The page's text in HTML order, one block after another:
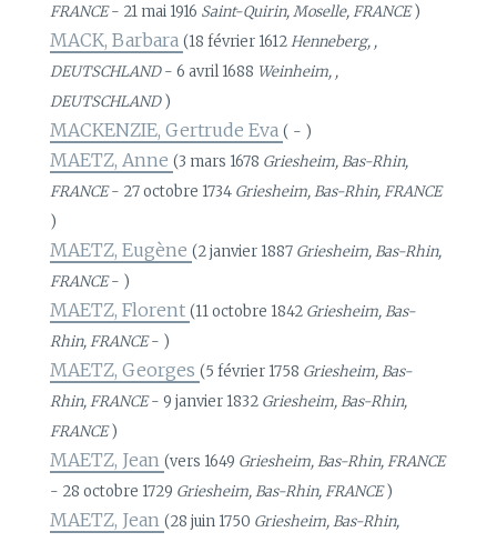
FRANCE- 21 mai 1916 Saint-Quirin, Moselle, FRANCE)
MACK, Barbara(18 février 1612Henneberg, ,
DEUTSCHLAND- 6 avril 1688 Weinheim, ,
DEUTSCHLAND)
MACKENZIE, Gertrude Eva( - )
MAETZ, Anne(3 mars 1678 Griesheim, Bas-Rhin,
FRANCE- 27 octobre 1734 Griesheim, Bas-Rhin, FRANCE
)
MAETZ, Eugène(2 janvier 1887 Griesheim, Bas-Rhin,
FRANCE- )
MAETZ, Florent(11 octobre 1842 Griesheim, Bas-
Rhin, FRANCE- )
MAETZ, Georges(5 février 1758 Griesheim, Bas-
Rhin, FRANCE- 9 janvier 1832 Griesheim, Bas-Rhin,
FRANCE)
MAETZ, Jean(vers 1649 Griesheim, Bas-Rhin, FRANCE
- 28 octobre 1729 Griesheim, Bas-Rhin, FRANCE)
MAETZ, Jean(28 juin 1750 Griesheim, Bas-Rhin,